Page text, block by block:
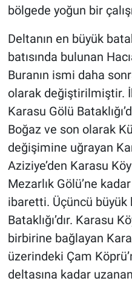
bölgede yoğun bir
Deltanın en büyük
batısında bulunan
Buranın ismi daha
olarak değiştirilmiştir.
Karasu Gölü
Boğaz ve son olarak
değişimine uğrayan
Aziziye’den Karasu
Mezarlık Gölü’ne
ibaretti. Üçüncü büyük
Bataklığı’dır. Karasu
birbirine bağlayan
üzerindeki Çam
deltasına kadar